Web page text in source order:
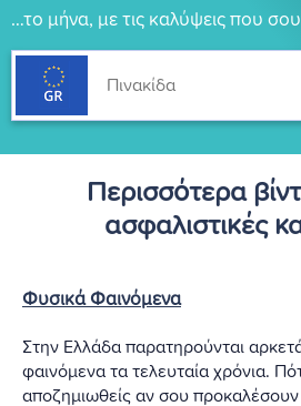
…το μήνα, με τις καλύψεις που σου
Περισσότερα
ασφαλιστικές
Φυσικά Φαινόμενα
Στην Ελλάδα παρατηρούνται
φαινόμενα τα τελευταία χρόνια.
αποζημιωθείς αν σου προκαλέσουν